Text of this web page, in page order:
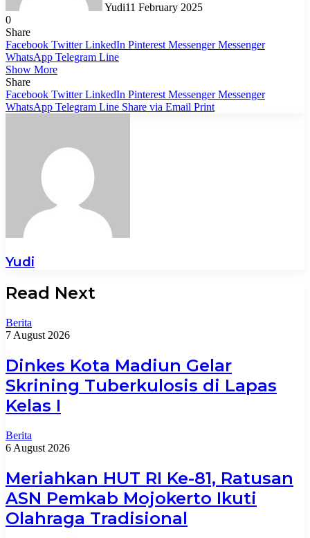
Yudi11 February 2025
0
Share
Facebook Twitter LinkedIn Pinterest Messenger Messenger
WhatsApp Telegram Line
Show More
Share
Facebook Twitter LinkedIn Pinterest Messenger Messenger
WhatsApp Telegram Line Share via Email Print
Yudi
Read Next
Berita
7 August 2026
Dinkes Kota Madiun Gelar
Skrining Tuberkulosis di Lapas
Kelas I
Berita
6 August 2026
Meriahkan HUT RI Ke-81, Ratusan
ASN Pemkab Mojokerto Ikuti
Olahraga Tradisional